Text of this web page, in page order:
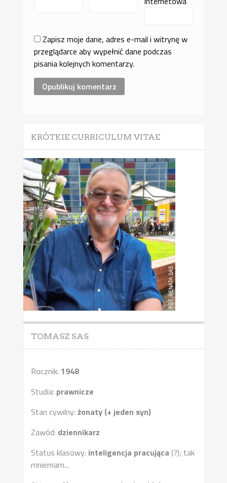
Zapisz moje dane, adres e-mail i witrynę w
przeglądarce aby wypełnić dane podczas
pisania kolejnych komentarzy.
KRÓTKIE CURRICULUM VITAE
TOMASZ SAS
Rocznik: 1948
Studia: prawnicze
Stan cywilny: żonaty (+ jeden syn)
Zawód: dziennikarz
Status klasowy: inteligencja pracująca (?); tak
mniemam...